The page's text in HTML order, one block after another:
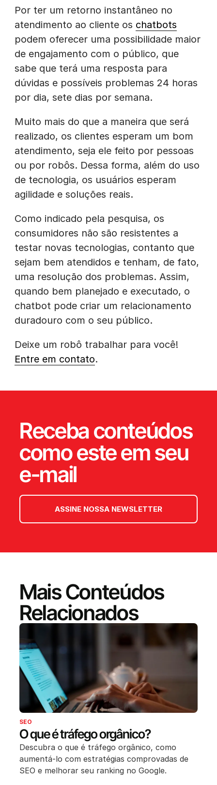
Por ter um retorno instantâneo no
atendimento ao cliente os chatbots
podem oferecer uma possibilidade maior
de engajamento com o público, que
sabe que terá uma resposta para
dúvidas e possíveis problemas 24 horas
por dia, sete dias por semana.
Muito mais do que a maneira que será
realizado, os clientes esperam um bom
atendimento, seja ele feito por pessoas
ou por robôs. Dessa forma, além do uso
de tecnologia, os usuários esperam
agilidade e soluções reais.
Como indicado pela pesquisa, os
consumidores não são resistentes a
testar novas tecnologias, contanto que
sejam bem atendidos e tenham, de fato,
uma resolução dos problemas. Assim,
quando bem planejado e executado, o
chatbot pode criar um relacionamento
duradouro com o seu público.
Deixe um robô trabalhar para você!
Entre em contato.
Receba conteúdos
como este em seu
e-mail
ASSINE NOSSA NEWSLETTER
Mais Conteúdos
Relacionados
SEO
O que é tráfego orgânico?
Descubra o que é tráfego orgânico, como
aumentá-lo com estratégias comprovadas de
SEO e melhorar seu ranking no Google.